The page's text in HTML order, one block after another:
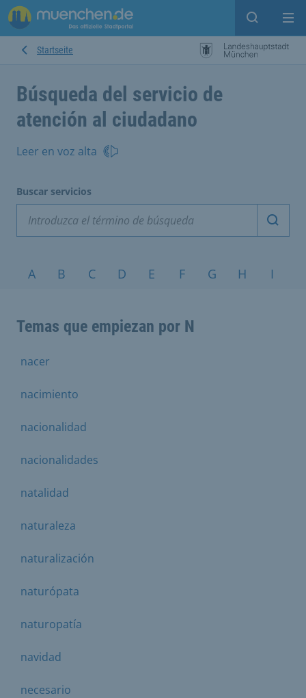
Open
Startseite
Búsqueda del servicio de
atención al ciudadano
Leer en voz alta
Buscar servicios
Temas A-Z
A B C D E F G H I
Temas que empiezan por N
nacer
nacimiento
nacionalidad
nacionalidades
natalidad
naturaleza
naturalización
naturópata
naturopatía
navidad
necesario